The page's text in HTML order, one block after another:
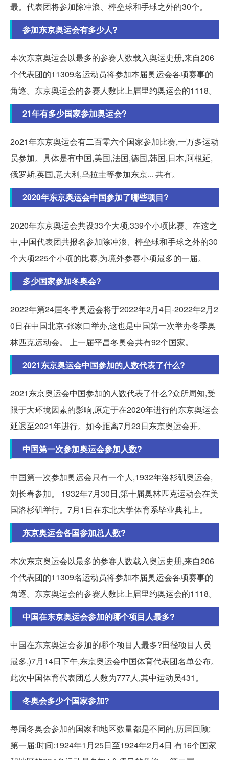
最。代表团将参加除冲浪、棒垒球和手球之外的30个。
参加东京奥运会有多少人?
本次东京奥运会以最多的参赛人数载入奥运史册,来自206
个代表团的11309名运动员将参加本届奥运会各项赛事的
角逐。东京奥运会的参赛人数比上届里约奥运会的1118。
21年有多少国家参加奥运会?
2o21年东京奥运会有二百零六个国家参加比赛,一万多运动
员参加。具体是有中国,美国,法国,德国,韩国,日本,阿根延,
俄罗斯,英国,意大利,乌拉圭等参加东京... 共有。
2020年东京奥运会中国参加了哪些项目?
2020年东京奥运会共设33个大项,339个小项比赛。在这之
中,中国代表团共报名参加除冲浪、棒垒球和手球之外的30
个大项225个小项的比赛,为境外参赛小项最多的一届。
多少国家参加冬奥会?
2022年第24届冬季奥运会将于2022年2月4日-2022年2月2
0日在中国北京-张家口举办,这也是中国第一次举办冬季奥
林匹克运动会。 上一届平昌冬奥会共有92个国家。
2021东京奥运会中国参加的人数代表了什么?
2021东京奥运会中国参加的人数代表了什么?众所周知,受
限于大环境因素的影响,原定于在2020年进行的东京奥运会
延迟至2021年进行。如今距离7月23日东京奥运会开。
中国第一次参加奥运会参加人数?
中国第一次参加奥运会只有一个人,1932年洛杉矶奥运会,
刘长春参加。 1932年7月30日,第十届奥林匹克运动会在美
国洛杉矶举行。7月1日在东北大学体育系毕业典礼上。
东京奥运会各国参加总人数?
本次东京奥运会以最多的参赛人数载入奥运史册,来自206
个代表团的11309名运动员将参加本届奥运会各项赛事的
角逐。东京奥运会的参赛人数比上届里约奥运会的1118。
中国在东京奥运会参加的哪个项目人最多?
中国在东京奥运会参加的哪个项目人最多?田径项目人员
最多,)7月14日下午,东京奥运会中国体育代表团名单公布。
此次中国体育代表团总人数为777人,其中运动员431。
冬奥会多少个国家参加?
每届冬奥会参加的国家和地区数量都是不同的,历届回顾:
第一届:时间:1924年1月25日至1924年2月4日 有16个国家